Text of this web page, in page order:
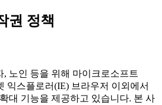
권 정책
, 노인 등을 위해 마이크로소프트
익스플로러(IE) 브라우저 이외에서
대 기능을 제공하고 있습니다. 본 사